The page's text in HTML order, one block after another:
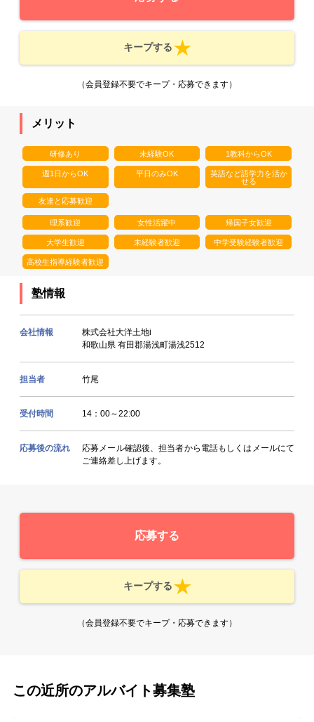
キープする
（会員登録不要でキープ・応募できます）
メリット
研修あり 未経験OK 1教科からOK
週1日からOK 平日のみOK
英語など語学力を活か
せる
友達と応募歓迎
理系歓迎 女性活躍中 帰国子女歓迎
大学生歓迎 未経験者歓迎 中学受験経験者歓迎
高校生指導経験者歓迎
塾情報
会社情報
株式会社大洋土地i
和歌山県 有田郡湯浅町湯浅2512
担当者 竹尾
受付時間 14：00～22:00
応募後の流れ
応募メール確認後、担当者から電話もしくはメールにて
ご連絡差し上げます。
応募する
キープする
（会員登録不要でキープ・応募できます）
この近所のアルバイト募集塾